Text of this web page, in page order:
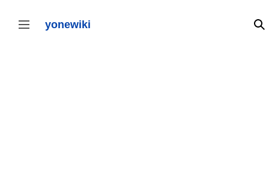
テ
サイドバーの切り替え yonewiki 検